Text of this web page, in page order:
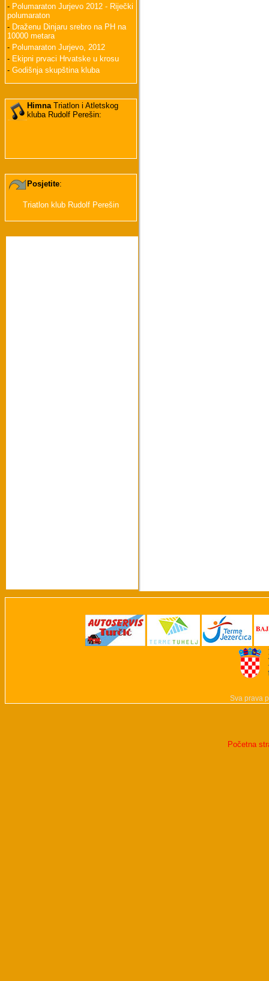
- Polumaraton Jurjevo 2012 - Riječki
polumaraton
- Draženu Dinjaru srebro na PH na
10000 metara
- Polumaraton Jurjevo, 2012
- Ekipni prvaci Hrvatske u krosu
- Godišnja skupština kluba
HimnaTriatlon i Atletskog
kluba Rudolf Perešin:
Posjetite:
Triatlon klub Rudolf Perešin
Početna
Sva prava